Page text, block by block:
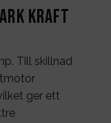
kraft
Till skillnad
ger ett